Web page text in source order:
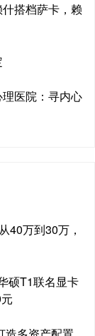
搭档萨卡，赖
医院：寻内心
40万到30万，
硕T1联名显卡